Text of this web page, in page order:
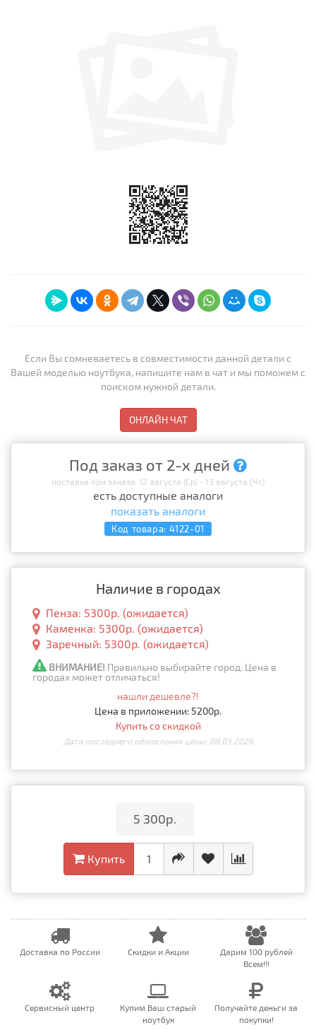
Если Вы сомневаетесь в совместимости данной детали с
Вашей моделью ноутбука, напишите нам в чат и мы поможем с
поиском нужной детали.
ОНЛАЙН ЧАТ
Под заказ от 2-х дней
поставка при заказе: 12 августа (Ср) - 13 августа (Чт)
есть доступные аналоги
показать аналоги
Код товара: 4122-01
Наличие в городах
Пенза: 5300р. (ожидается)
Каменка: 5300р. (ожидается)
Заречный: 5300р. (ожидается)
ВНИМАНИЕ! Правильно выбирайте город. Цена в
городах может отличаться!
нашли дешевле?!
Цена в приложении: 5200р.
Купить со скидкой
Дата последнего обновления цены: 08.03.2026
5 300р.
Купить
Доставка по России Скидки и Акции
Дарим 100 рублей
Всем!!!
Сервисный центр
Купим Ваш старый
ноутбук
Получайте деньги за
покупки!